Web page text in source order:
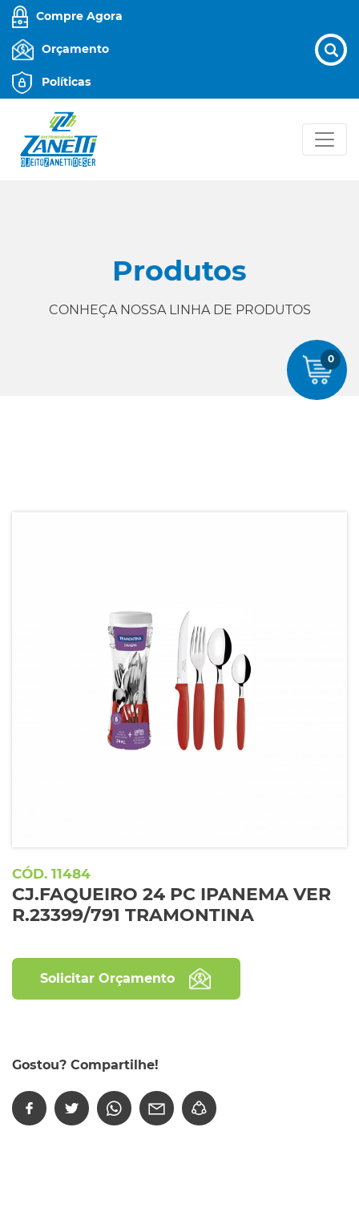
Compre Agora
Orçamento
Políticas
Produtos
CONHEÇA NOSSA LINHA DE PRODUTOS
0
11484
CJ.FAQUEIRO 24 PC IPANEMA VER
R.23399/791 TRAMONTINA
Solicitar Orçamento
Gostou? Compartilhe!